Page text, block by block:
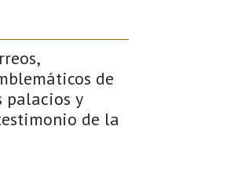
de
palacios y
de la